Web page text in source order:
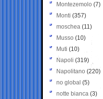
Montezemolo (7)
Monti (357)
moschea (11)
Musso (10)
Muti (10)
Napoli (319)
Napolitano (220)
no global (5)
notte bianca (3)